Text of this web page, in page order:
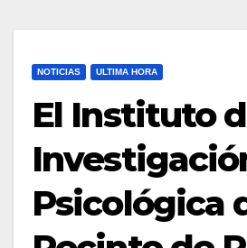
NOTICIAS ULTIMA HORA
El Instituto
Psicológica